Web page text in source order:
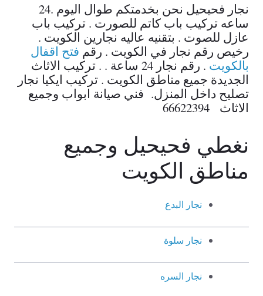
نجار فحيحيل نحن بخدمتكم طوال اليوم .24
ساعه تركيب باب كاتم للصورت . تركيب باب
عازل للصوت . بتقنيه عاليه نجارين الكويت .
رخيص رقم نجار في الكويت . رقم فتح اقفال
بالكويت
. رقم نجار 24 ساعة . . تركيب الاثاث
الجديدة جميع مناطق الكويت . تركيب ايكيا نجار
تصليح داخل المنزل. فني صيانة ابواب وجميع
الاثاث 66622394
نغطي فحيحيل وجميع
مناطق الكويت
نجار البدع
نجار سلوة
نجار السره